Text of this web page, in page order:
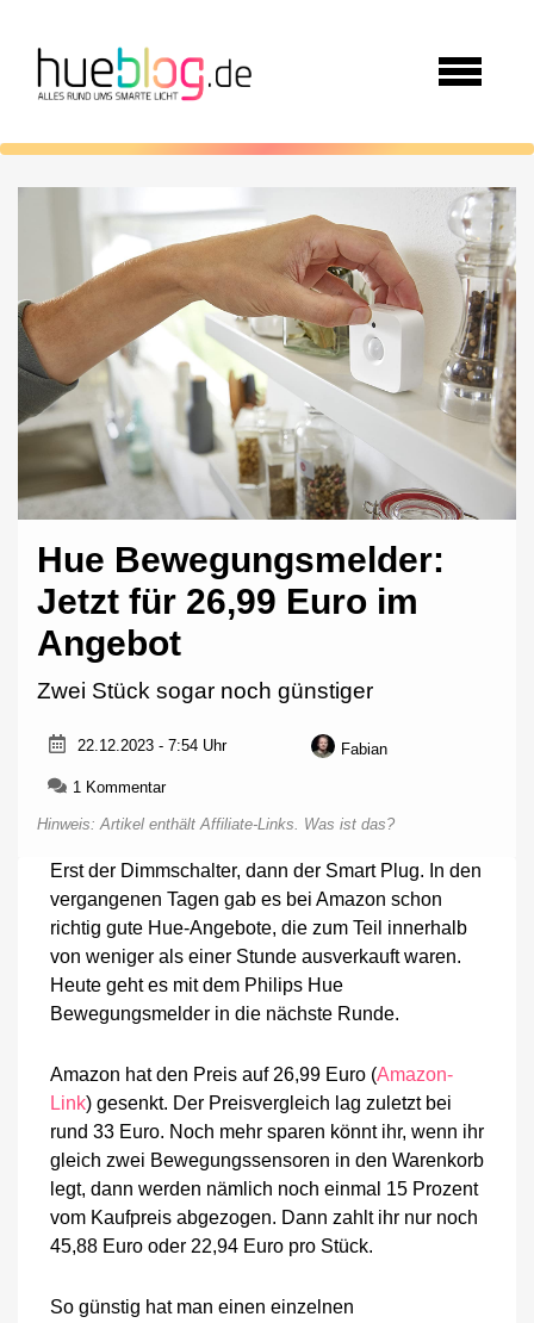
Hue Bewegungsmelder:
Jetzt für 26,99 Euro im
Angebot
Zwei Stück sogar noch günstiger
22.12.2023 - 7:54 Uhr Fabian
1 Kommentarzu
Bewegungsmelder:
für
26,99
Euro
Angebot
Hinweis: Artikel enthält Affiliate-Links. Was ist das?
Erst der Dimmschalter, dann der Smart Plug. In den
vergangenen Tagen gab es bei Amazon schon
richtig gute Hue-Angebote, die zum Teil innerhalb
von weniger als einer Stunde ausverkauft waren.
Heute geht es mit dem Philips Hue
Bewegungsmelder in die nächste Runde.
Amazon hat den Preis auf 26,99 Euro (Amazon-
Link) gesenkt. Der Preisvergleich lag zuletzt bei
rund 33 Euro. Noch mehr sparen könnt ihr, wenn ihr
gleich zwei Bewegungssensoren in den Warenkorb
legt, dann werden nämlich noch einmal 15 Prozent
vom Kaufpreis abgezogen. Dann zahlt ihr nur noch
45,88 Euro oder 22,94 Euro pro Stück.
So günstig hat man einen einzelnen